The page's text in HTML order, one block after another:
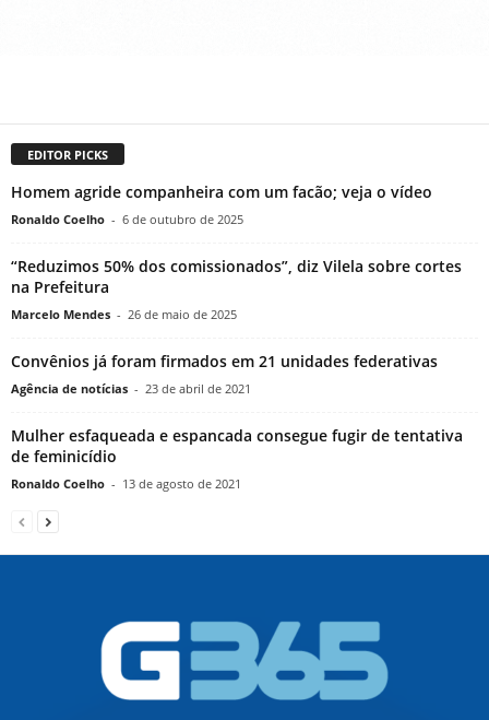
EDITOR PICKS
Homem agride companheira com um facão; veja o vídeo
Ronaldo Coelho - 6 de outubro de 2025
“Reduzimos 50% dos comissionados”, diz Vilela sobre cortes
na Prefeitura
Marcelo Mendes - 26 de maio de 2025
Convênios já foram firmados em 21 unidades federativas
Agência de notícias - 23 de abril de 2021
Mulher esfaqueada e espancada consegue fugir de tentativa
de feminicídio
Ronaldo Coelho - 13 de agosto de 2021